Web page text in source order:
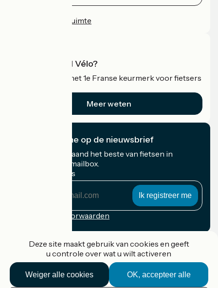
Professionele ruimte
Wat is Accueil Vélo?
Accueil Vélo is het 1e Franse keurmerk voor fietsers
Meer weten
Ik abonneer me op de nieuwsbrief
Ontvang elke maand het beste van fietsen in
Frankrijk in uw mailbox.
Mijn e-mailadres
Inschrijvingsvoorwaarden
Accueil Vélo Pro
Deze site maakt gebruik van cookies en geeft
u controle over wat u wilt activeren
OK, accepteer alle
Weiger alle cookies